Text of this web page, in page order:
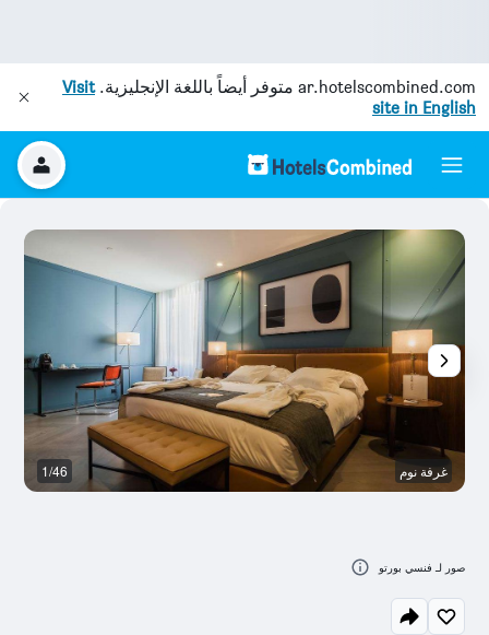
ar.hotelscombined.com متوفر أيضاً باللغة الإنجليزية.Visit
site in English
غرفة نوم 1/46
صور لـ فنسي بورتو